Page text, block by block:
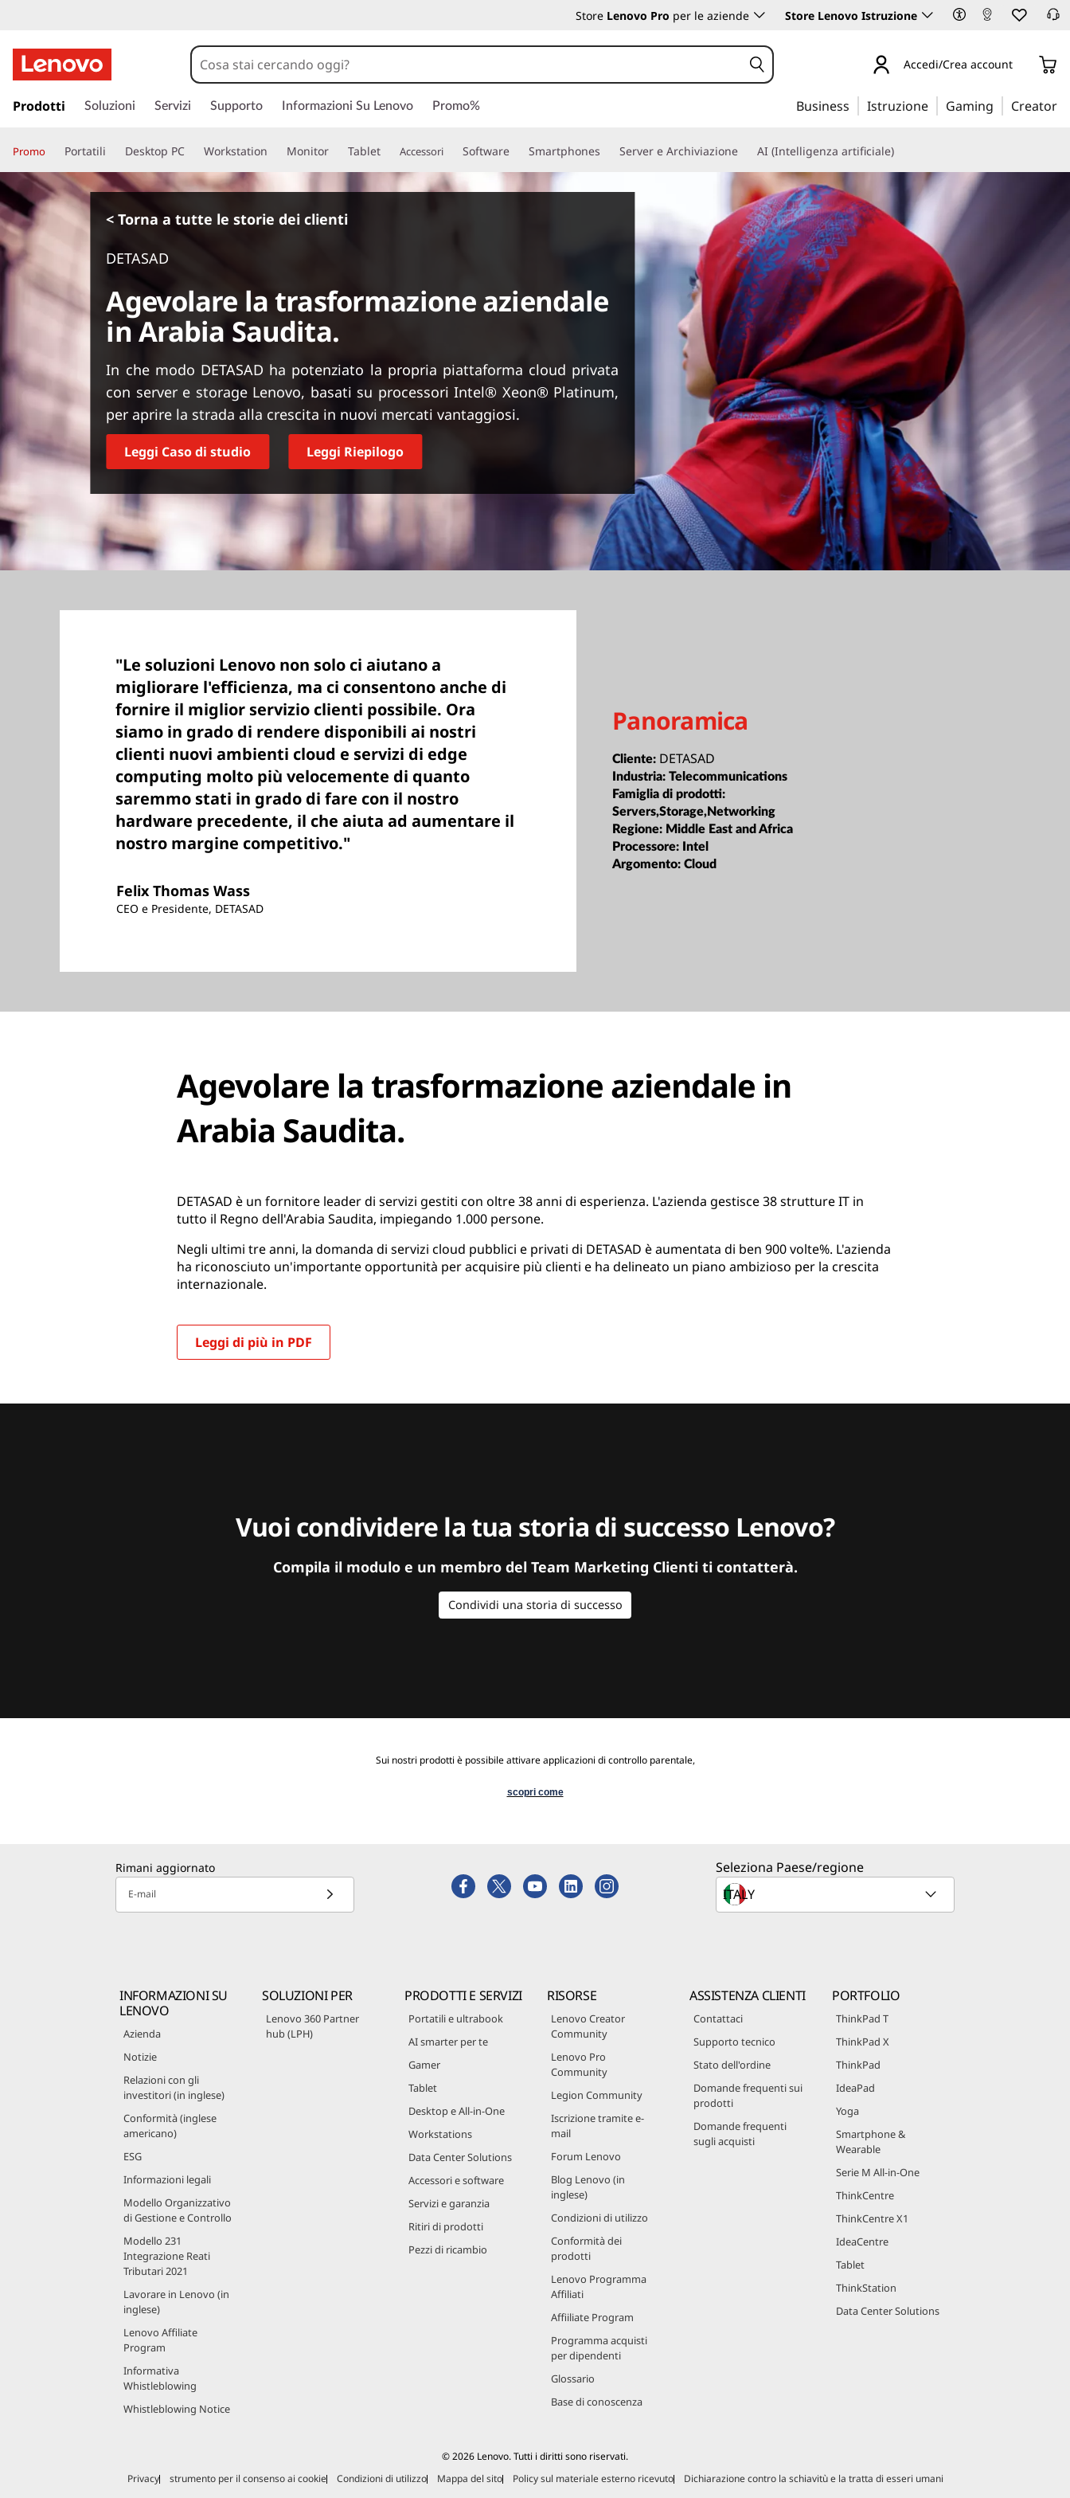
Store Lenovo Pro per le aziende Store Lenovo Istruzione
a
a
a
c
o
n
t
e
p
i
p
e
Accedi/Crea account
Prodotti Soluzioni Servizi Supporto Informazioni Su Lenovo Promo% Business Istruzione Gaming Creator
Promo Portatili Desktop PC Workstation Monitor Tablet Accessori Software Smartphones Server e Archiviazione AI (Intelligenza artificiale)
< Torna a tutte le storie dei clienti
DETASAD
Agevolare la trasformazione aziendale
in Arabia Saudita.
In che modo DETASAD ha potenziato la propria piattaforma cloud privata
con server e storage Lenovo, basati su processori Intel® Xeon® Platinum,
per aprire la strada alla crescita in nuovi mercati vantaggiosi.
Leggi Caso di studio Leggi Riepilogo
"Le soluzioni Lenovo non solo ci aiutano a
migliorare l'efficienza, ma ci consentono anche di
fornire il miglior servizio clienti possibile. Ora
siamo in grado di rendere disponibili ai nostri
clienti nuovi ambienti cloud e servizi di edge
computing molto più velocemente di quanto
saremmo stati in grado di fare con il nostro
hardware precedente, il che aiuta ad aumentare il
nostro margine competitivo."
Felix Thomas Wass
CEO e Presidente, DETASAD
Panoramica
Cliente: DETASAD
Industria:Telecommunications
Famiglia di prodotti:
Servers,Storage,Networking
Regione: Middle East and Africa
Processore: Intel
Argomento:Cloud
Agevolare la trasformazione aziendale in
Arabia Saudita.
DETASAD è un fornitore leader di servizi gestiti con oltre 38 anni di esperienza. L'azienda gestisce 38 strutture IT in
tutto il Regno dell'Arabia Saudita, impiegando 1.000 persone.
Negli ultimi tre anni, la domanda di servizi cloud pubblici e privati di DETASAD è aumentata di ben 900 volte%. L'azienda
ha riconosciuto un'importante opportunità per acquisire più clienti e ha delineato un piano ambizioso per la crescita
internazionale.
Leggi di più in PDF
Vuoi condividere la tua storia di successo Lenovo?
Compila il modulo e un membro del Team Marketing Clienti ti contatterà.
Condividi una storia di successo
Sui nostri prodotti è possibile attivare applicazioni di controllo parentale,
scopri come
Rimani aggiornato
E-mail
Seleziona Paese/regione
INFORMAZIONI SU
LENOVO
Azienda
Notizie
Relazioni con gli
investitori (in inglese)
Conformità (inglese
americano)
ESG
Informazioni legali
Modello Organizzativo
di Gestione e Controllo
Modello 231
Integrazione Reati
Tributari 2021
Lavorare in Lenovo (in
inglese)
Lenovo Affiliate
Program
Informativa
Whistleblowing
Whistleblowing Notice
SOLUZIONI PER
Lenovo 360 Partner
hub (LPH)
PRODOTTI E SERVIZI
Portatili e ultrabook
AI smarter per te
Gamer
Tablet
Desktop e All-in-One
Workstations
Data Center Solutions
Accessori e software
Servizi e garanzia
Ritiri di prodotti
Pezzi di ricambio
RISORSE
Lenovo Creator
Community
Lenovo Pro
Community
Legion Community
Iscrizione tramite e-
mail
Forum Lenovo
Blog Lenovo (in
inglese)
Condizioni di utilizzo
Conformità dei
prodotti
Lenovo Programma
Affiliati
Affiiliate Program
Programma acquisti
per dipendenti
Glossario
Base di conoscenza
ASSISTENZA CLIENTI
Contattaci
Supporto tecnico
Stato dell'ordine
Domande frequenti sui
prodotti
Domande frequenti
sugli acquisti
PORTFOLIO
ThinkPad T
ThinkPad X
ThinkPad
IdeaPad
Yoga
Smartphone &
Wearable
Serie M All-in-One
ThinkCentre
ThinkCentre X1
IdeaCentre
Tablet
ThinkStation
Data Center Solutions
© 2026 Lenovo. Tutti i diritti sono riservati.
Privacy
strumento per il consenso ai cookie Condizioni di utilizzo Mappa del sito Policy sul materiale esterno ricevuto Dichiarazione contro la schiavitù e la tratta di esseri umani